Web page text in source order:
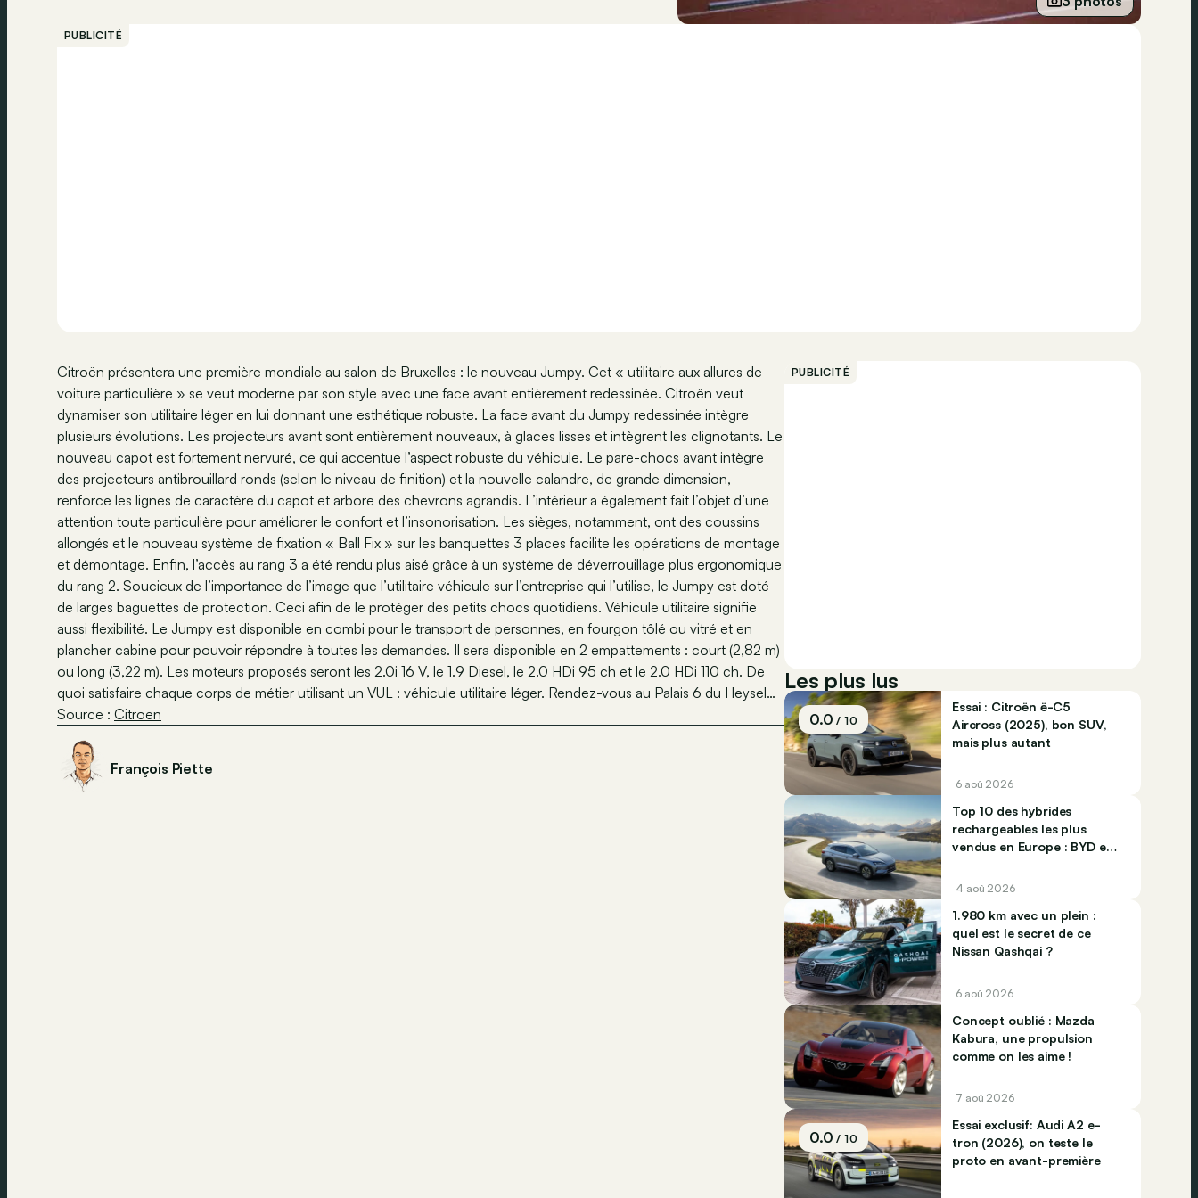
PUBLICITÉ
Citroën présentera une première mondiale au salon de Bruxelles : le nouveau Jumpy. Cet « utilitaire aux allures de
voiture particulière » se veut moderne par son style avec une face avant entièrement redessinée. Citroën veut
dynamiser son utilitaire léger en lui donnant une esthétique robuste. La face avant du Jumpy redessinée intègre
plusieurs évolutions. Les projecteurs avant sont entièrement nouveaux, à glaces lisses et intègrent les clignotants. Le
nouveau capot est fortement nervuré, ce qui accentue l’aspect robuste du véhicule. Le pare-chocs avant intègre
des projecteurs antibrouillard ronds (selon le niveau de finition) et la nouvelle calandre, de grande dimension,
renforce les lignes de caractère du capot et arbore des chevrons agrandis. L’intérieur a également fait l’objet d’une
attention toute particulière pour améliorer le confort et l’insonorisation. Les sièges, notamment, ont des coussins
allongés et le nouveau système de fixation « Ball Fix » sur les banquettes 3 places facilite les opérations de montage
et démontage. Enfin, l’accès au rang 3 a été rendu plus aisé grâce à un système de déverrouillage plus ergonomique
du rang 2. Soucieux de l’importance de l’image que l’utilitaire véhicule sur l’entreprise qui l’utilise, le Jumpy est doté
de larges baguettes de protection. Ceci afin de le protéger des petits chocs quotidiens. Véhicule utilitaire signifie
aussi flexibilité. Le Jumpy est disponible en combi pour le transport de personnes, en fourgon tôlé ou vitré et en
plancher cabine pour pouvoir répondre à toutes les demandes. Il sera disponible en 2 empattements : court (2,82 m)
ou long (3,22 m). Les moteurs proposés seront les 2.0i 16 V, le 1.9 Diesel, le 2.0 HDi 95 ch et le 2.0 HDi 110 ch. De
quoi satisfaire chaque corps de métier utilisant un VUL : véhicule utilitaire léger. Rendez-vous au Palais 6 du Heysel…
Source : Citroën
François Piette
PUBLICITÉ
Les plus lus
0.0/ 10
Essai : Citroën ë-C5
Aircross (2025), bon SUV,
mais plus autant
6 aoû 2026
Top 10 des hybrides
rechargeables les plus
vendus en Europe : BYD et
4 aoû 2026
1.980 km avec un plein :
quel est le secret de ce
Nissan Qashqai ?
6 aoû 2026
Concept oublié : Mazda
Kabura, une propulsion
comme on les aime !
7 aoû 2026
0.0/ 10
Essai exclusif: Audi A2 e-
tron (2026), on teste le
proto en avant-première